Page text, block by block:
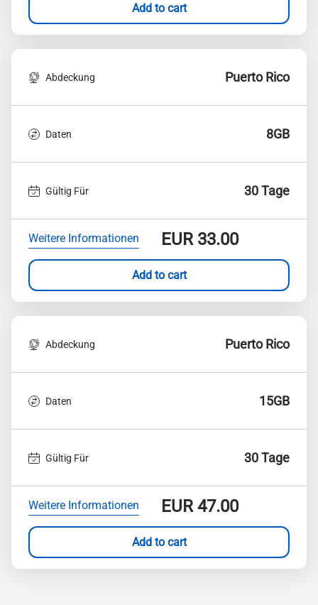
Add to cart
Abdeckung Puerto Rico
Daten 8GB
Gültig Für 30 Tage
Weitere Informationen EUR33.00
Add to cart
Abdeckung Puerto Rico
Daten 15GB
Gültig Für 30 Tage
Weitere Informationen EUR47.00
Add to cart